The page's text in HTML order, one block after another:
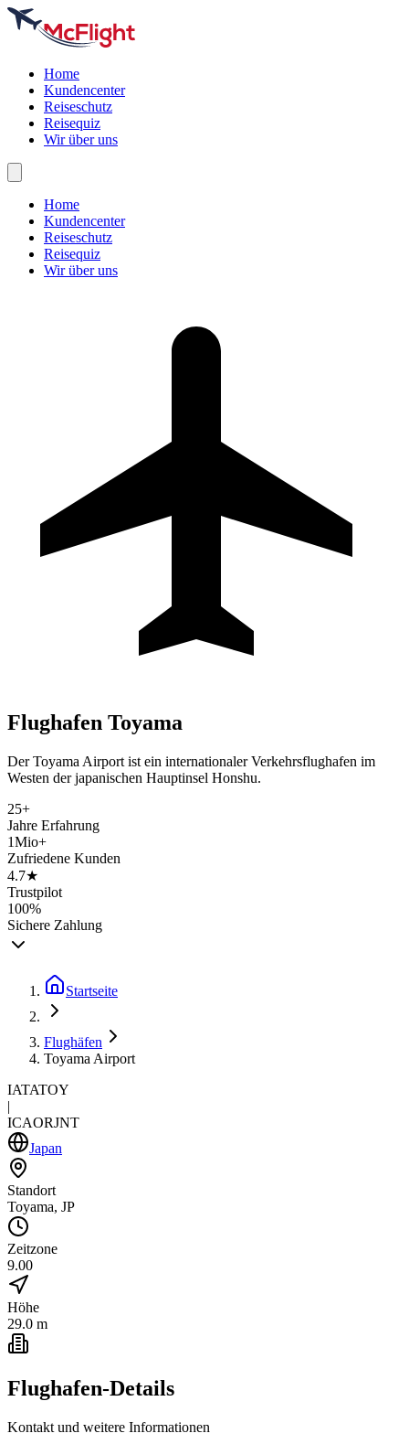
Home
Kundencenter
Reiseschutz
Reisequiz
Wir über uns
Home
Kundencenter
Reiseschutz
Reisequiz
Wir über uns
Flughafen Toyama
Der Toyama Airport ist ein internationaler Verkehrsflughafen im
Westen der japanischen Hauptinsel Honshu.
25+
Jahre Erfahrung
1Mio+
Zufriedene Kunden
4.7★
Trustpilot
100%
Sichere Zahlung
Startseite
Flughäfen
Toyama Airport
IATATOY
|
ICAORJNT
Japan
Standort
Toyama, JP
Zeitzone
9.00
Höhe
29.0 m
Flughafen-Details
Kontakt und weitere Informationen